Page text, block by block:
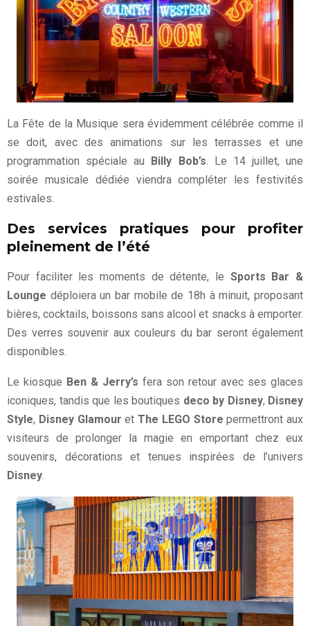
La Fête de la Musique sera évidemment célébrée comme il
se doit, avec des animations sur les terrasses et une
programmation spéciale au Billy Bob’s . Le 14 juillet, une
soirée musicale dédiée viendra compléter les festivités
estivales.
Des services pratiques pour profiter
pleinement de l’été
Pour faciliter les moments de détente, le Sports Bar &
Lounge déploiera un bar mobile de 18h à minuit, proposant
bières, cocktails, boissons sans alcool et snacks à emporter.
Des verres souvenir aux couleurs du bar seront également
disponibles.
Le kiosque Ben & Jerry’s fera son retour avec ses glaces
iconiques, tandis que les boutiques deco by Disney, Disney
Style, Disney Glamour et The LEGO Store permettront aux
visiteurs de prolonger la magie en emportant chez eux
souvenirs, décorations et tenues inspirées de l’univers
Disney